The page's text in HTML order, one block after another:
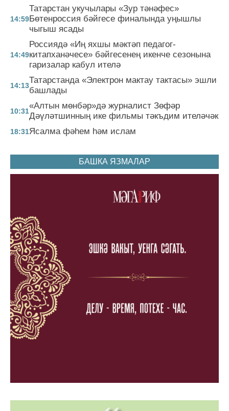
14:59
Татарстан укучылары «Зур тәнәфес»
Бөтенроссия бәйгесе финалында уңышлы
чыгыш ясады
14:49
Россиядә «Иң яхшы мәктәп педагог-
китапханәчесе» бәйгесенең икенче сезонына
гаризалар кабул ителә
14:13
Татарстанда «Электрон мактау тактасы» эшли
башлады
10:31
«Алтын мөнбәр»дә журналист Зөфәр
Дәүләтшинның ике фильмы тәкъдим ителәчәк
18:31Ясалма фәһем һәм ислам
БАШКА ЯЗМАЛАР